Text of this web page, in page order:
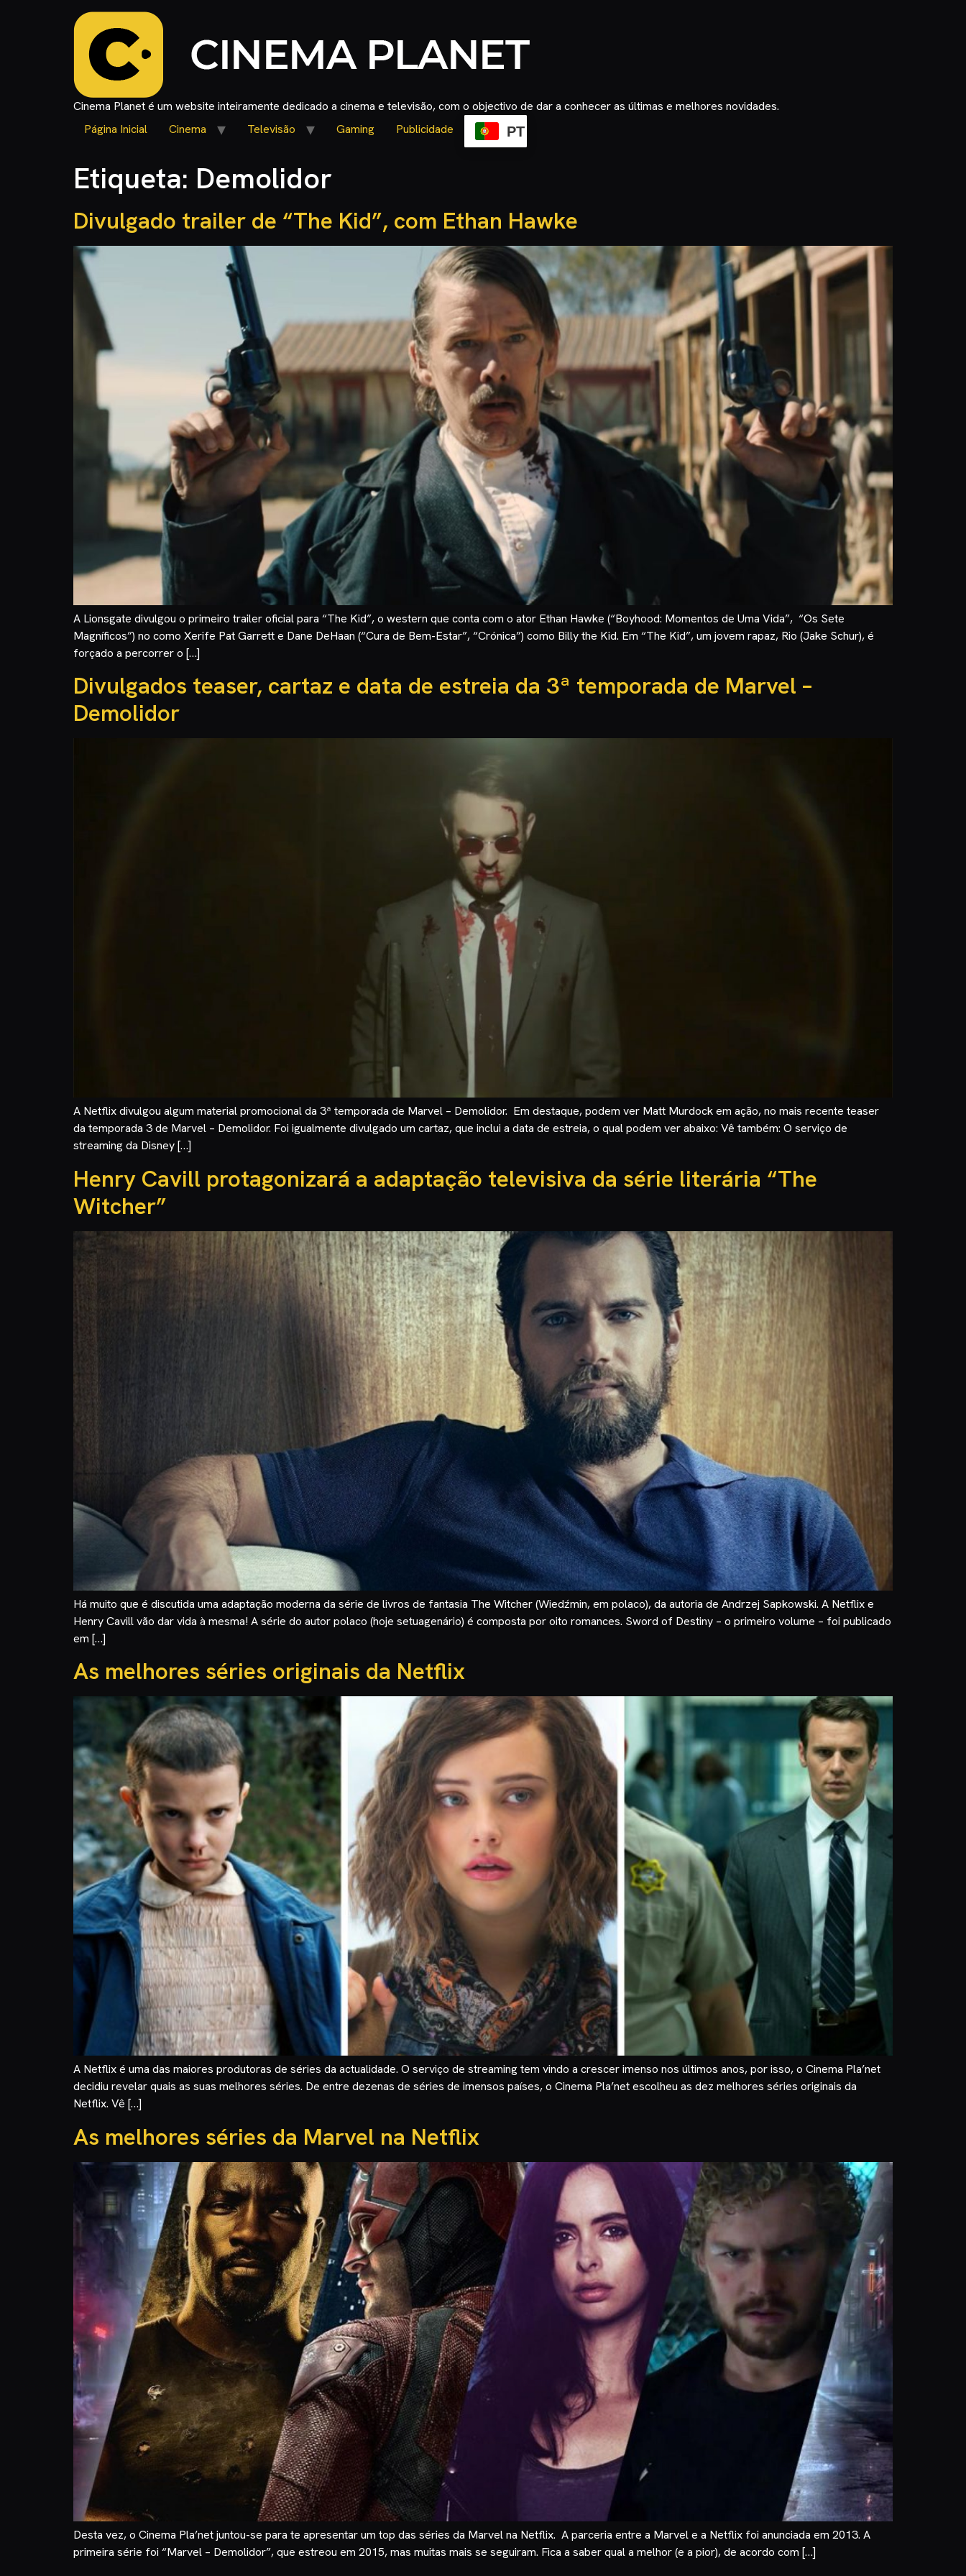
Cinema Planet é um website inteiramente dedicado a cinema e televisão, com o objectivo de dar a conhecer as últimas e melhores novidades.
Página Inicial
Cinema Televisão Gaming Publicidade PT
Etiqueta: Demolidor
Divulgado trailer de “The Kid”, com Ethan Hawke
A Lionsgate divulgou o primeiro trailer oficial para “The Kid”, o western que conta com o ator Ethan Hawke (“Boyhood: Momentos de Uma Vida”, “Os Sete
Magníficos”) no como Xerife Pat Garrett e Dane DeHaan (“Cura de Bem-Estar”, “Crónica”) como Billy the Kid. Em “The Kid”, um jovem rapaz, Rio (Jake Schur), é
forçado a percorrer o […]
Divulgados teaser, cartaz e data de estreia da 3ª temporada de Marvel –
Demolidor
A Netflix divulgou algum material promocional da 3ª temporada de Marvel – Demolidor. Em destaque, podem ver Matt Murdock em ação, no mais recente teaser
da temporada 3 de Marvel – Demolidor. Foi igualmente divulgado um cartaz, que inclui a data de estreia, o qual podem ver abaixo: Vê também: O serviço de
streaming da Disney […]
Henry Cavill protagonizará a adaptação televisiva da série literária “The
Witcher”
Há muito que é discutida uma adaptação moderna da série de livros de fantasia The Witcher (Wiedźmin, em polaco), da autoria de Andrzej Sapkowski. A Netflix e
Henry Cavill vão dar vida à mesma! A série do autor polaco (hoje setuagenário) é composta por oito romances. Sword of Destiny – o primeiro volume – foi publicado
em […]
As melhores séries originais da Netflix
A Netflix é uma das maiores produtoras de séries da actualidade. O serviço de streaming tem vindo a crescer imenso nos últimos anos, por isso, o Cinema Pla’net
decidiu revelar quais as suas melhores séries. De entre dezenas de séries de imensos países, o Cinema Pla’net escolheu as dez melhores séries originais da
Netflix. Vê […]
As melhores séries da Marvel na Netflix
Desta vez, o Cinema Pla’net juntou-se para te apresentar um top das séries da Marvel na Netflix. A parceria entre a Marvel e a Netflix foi anunciada em 2013. A
primeira série foi “Marvel – Demolidor”, que estreou em 2015, mas muitas mais se seguiram. Fica a saber qual a melhor (e a pior), de acordo com […]